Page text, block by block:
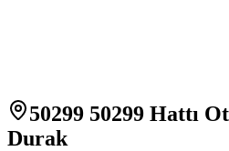
50299 50299 Hattı
Durak